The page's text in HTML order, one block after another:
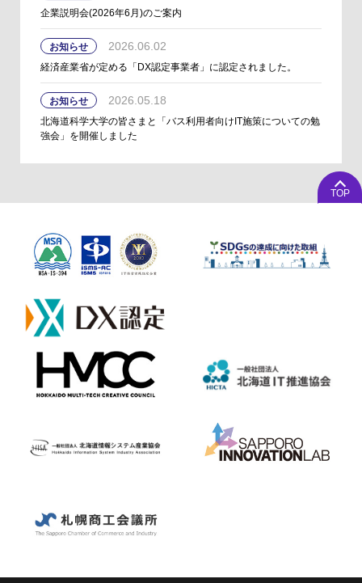
企業説明会(2026年6月)のご案内
お知らせ 2026.06.02
経済産業省が定める「DX認定事業者」に認定されました。
お知らせ 2026.05.18
北海道科学大学の皆さまと「バス利用者向けIT施策についての勉
強会」を開催しました
TOP